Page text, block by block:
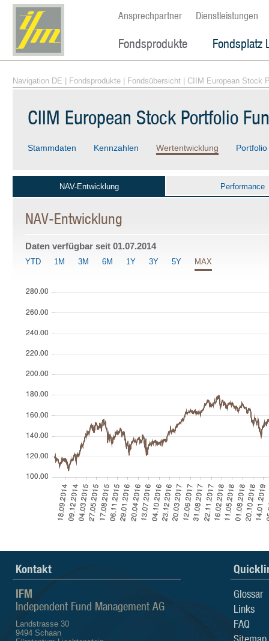
Ansprechpartner Dienstleistungen
Fondsprodukte Fondsplatz
Navigation DE Fondsprodukte Fondsübersicht | CIIM European Stock
CIIM European Stock Portfolio
Stammdaten Kennzahlen Wertentwicklung Portfolio
NAV-Entwicklung Performance
NAV-Entwicklung
Daten verfügbar seit 01.07.2014
YTD 1M 3M 6M 1Y 3Y 5Y MAX
Kontakt
IFM
Independent Fund Management AG
Landstrasse 30
9494 Schaan
Glossar
Links
FAQ